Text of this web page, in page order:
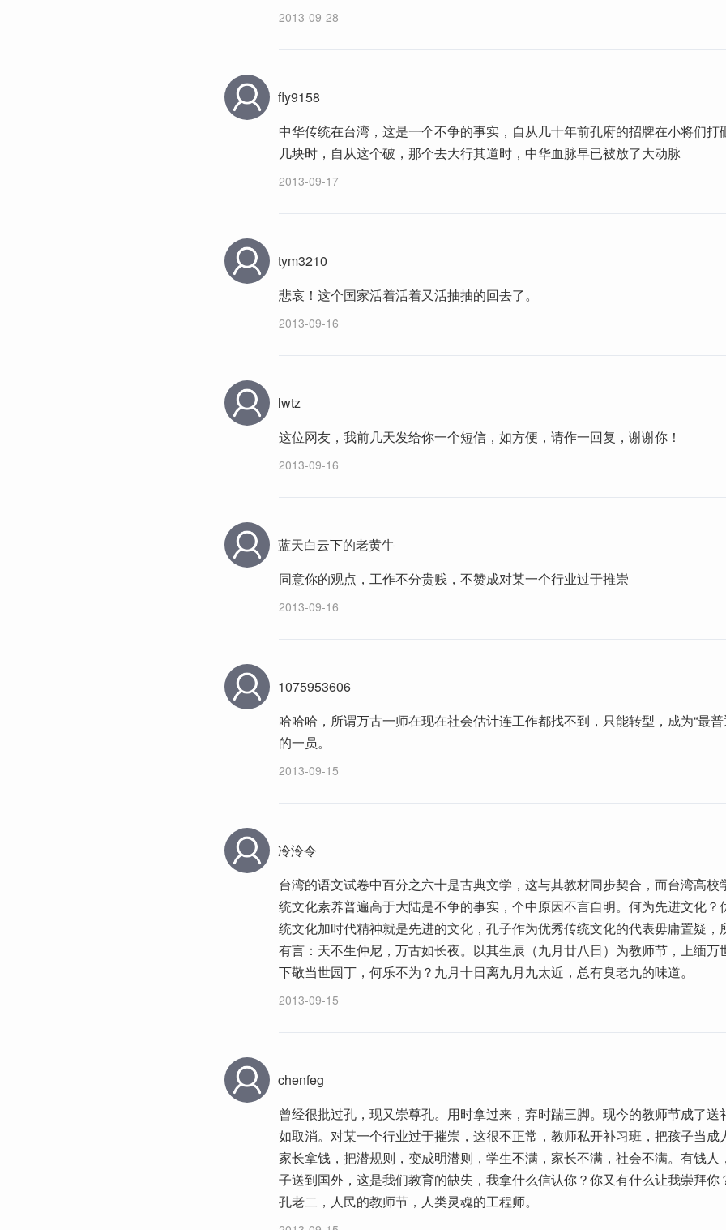
2013-09-28
fly9158
中华传统在台湾，这是一个不争的事实，自从几十年前孔府的招牌在小将们打
几块时，自从这个破，那个去大行其道时，中华血脉早已被放了大动脉
2013-09-17
tym3210
悲哀！这个国家活着活着又活抽抽的回去了。
2013-09-16
lwtz
这位网友，我前几天发给你一个短信，如方便，请作一回复，谢谢你！
2013-09-16
蓝天白云下的老黄牛
同意你的观点，工作不分贵贱，不赞成对某一个行业过于推崇
2013-09-16
1075953606
哈哈哈，所谓万古一师在现在社会估计连工作都找不到，只能转型，成为“最普
的一员。
2013-09-15
冷泠令
台湾的语文试卷中百分之六十是古典文学，这与其教材同步契合，而台湾高校
统文化素养普遍高于大陆是不争的事实，个中原因不言自明。何为先进文化？
统文化加时代精神就是先进的文化，孔子作为优秀传统文化的代表毋庸置疑，
有言：天不生仲尼，万古如长夜。以其生辰（九月廿八日）为教师节，上缅万
下敬当世园丁，何乐不为？九月十日离九月九太近，总有臭老九的味道。
2013-09-15
chenfeg
曾经很批过孔，现又崇尊孔。用时拿过来，弃时踹三脚。现今的教师节成了送
如取消。对某一个行业过于摧崇，这很不正常，教师私开补习班，把孩子当成
家长拿钱，把潜规则，变成明潜则，学生不满，家长不满，社会不满。有钱人
子送到国外，这是我们教育的缺失，我拿什么信认你？你又有什么让我崇拜你
孔老二，人民的教师节，人类灵魂的工程师。